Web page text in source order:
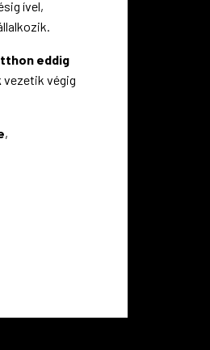
ível,
eddig
vezetik végig
,